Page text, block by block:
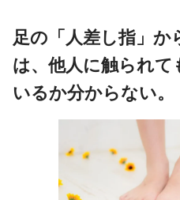
足の「人差し指」か
は、他人に触られ
いるか分からない。